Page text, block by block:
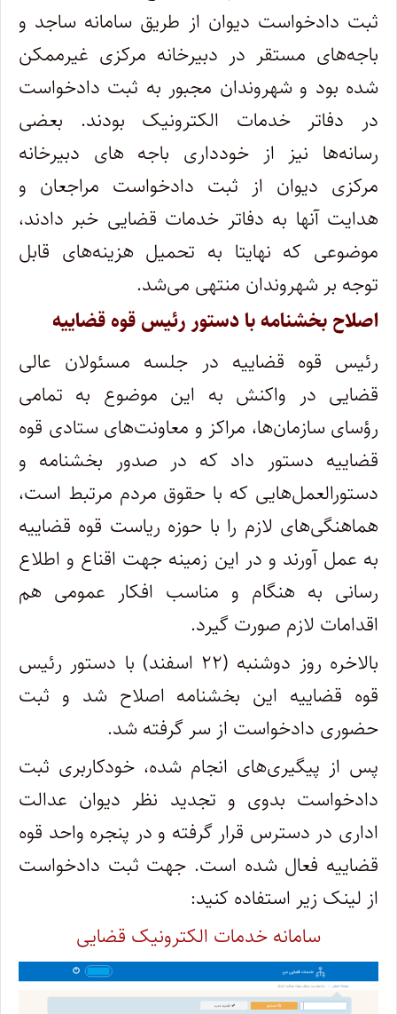
ثبت دادخواست دیوان از طریق سامانه ساجد و
باجه‌های مستقر در دبیرخانه مرکزی غیرممکن
شده بود و شهروندان مجبور به ثبت دادخواست
در دفاتر خدمات الکترونیک بودند. بعضی
رسانه‌ها نیز از خودداری باجه های دبیرخانه
مرکزی دیوان از ثبت دادخواست مراجعان و
هدایت آنها به دفاتر خدمات قضایی خبر دادند،
موضوعی که نهایتا به تحمیل هزینه‌های قابل
توجه بر شهروندان منتهی می‌شد.
اصلاح بخشنامه با دستور رئیس قوه قضاییه
رئیس قوه قضاییه در جلسه مسئولان عالی
قضایی در واکنش به این موضوع به تمامی
رؤسای سازمان‌ها، مراکز و معاونت‌های ستادی قوه
قضاییه دستور داد که در صدور بخشنامه و
دستورالعمل‌هایی که با حقوق مردم مرتبط است،
هماهنگی‌های لازم را با حوزه ریاست قوه قضاییه
به عمل آورند و در این زمینه جهت اقناع و اطلاع
رسانی به هنگام و مناسب افکار عمومی هم
اقدامات لازم صورت گیرد.
بالاخره روز دوشنبه (۲۲ اسفند) با دستور رئیس
قوه قضاییه این بخشنامه اصلاح شد و ثبت
حضوری دادخواست از سر گرفته شد.
پس از پیگیری‌های انجام شده، خودکاربری ثبت
دادخواست بدوی و تجدید نظر دیوان عدالت
اداری در دسترس قرار گرفته و در پنجره واحد قوه
قضاییه فعال شده است. جهت ثبت دادخواست
از لینک زیر استفاده کنید:
سامانه خدمات الکترونیک قضایی